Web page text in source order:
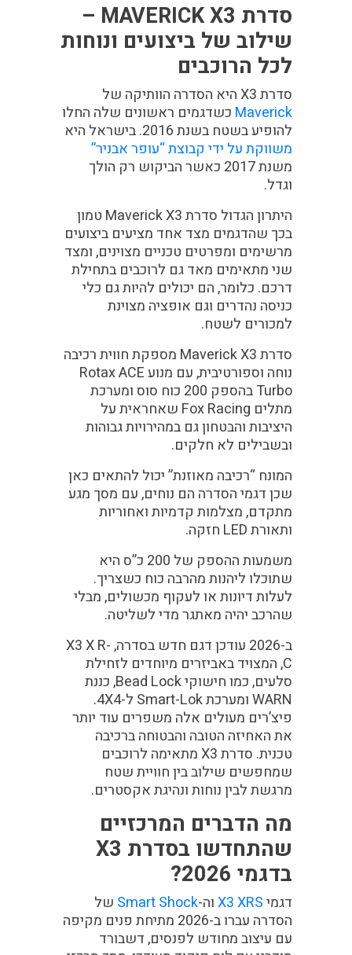
סדרת MAVERICK X3
–
שילוב של ביצועים ונוחות
לכל הרוכבים
סדרת X3 היא הסדרה הוותיקה של
Maverick כשדגמים ראשונים שלה החלו
להופיע בשטח בשנת 2016. בישראל היא
משווקת על ידי קבוצת “עופר אבניר”
משנת 2017 כאשר הביקוש רק הולך
וגדל.
היתרון הגדול סדרת Maverick X3 טמון
בכך שהדגמים מצד אחד מציעים ביצועים
מרשימים ומפרטים טכניים מצוינים, ומצד
שני מתאימים מאד גם לרוכבים בתחילת
דרכם. כלומר, הם יכולים להיות גם כלי
כניסה נהדרים וגם אופציה מצוינת
למכורים לשטח.
סדרת Maverick X3 מספקת חווית רכיבה
נוחה וספורטיבית, עם מנוע Rotax ACE
Turbo בהספק 200 כוח סוס ומערכת
מתלים Fox Racing שאחראית על
היציבות והבטחון גם במהירויות גבוהות
ובשבילים לא חלקים.
המונח “רכיבה מאוזנת” יכול להתאים כאן
שכן דגמי הסדרה הם נוחים, עם מסך מגע
מתקדם, מצלמות קדמיות ואחוריות
ותאורת LED חזקה.
משמעות ההספק של 200 כ”ס היא
שתוכלו ליהנות מהרבה כוח כשצריך.
לעלות דיונות או לעקוף מכשולים, מבלי
שהרכב יהיה מאתגר מדי לשליטה.
ב-2026 עודכן דגם חדש בסדרה, X3 X R-
C, המצויד באביזרים מיוחדים לזחילת
סלעים, כמו חישוקי Bead Lock, כננת
WARN ומערכת Smart-Lok ל-4X4.
פיצ’רים מעולים אלה משפרים עוד יותר
את האחיזה הטובה והבטוחה ברכיבה
טכנית. סדרת X3 מתאימה לרוכבים
שמחפשים שילוב בין חוויית שטח
מרגשת לבין נוחות ונהיגת אקסטרים.
מה הדברים המרכזיים
שהתחדשו בסדרת X3
בדגמי 2026?
דגמיX3 XRSוה-Smart Shock של
הסדרה עברו ב-2026 מתיחת פנים מקיפה
עם עיצוב מחודש לפנסים, דשבורד